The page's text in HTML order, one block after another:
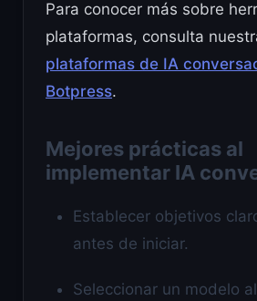
Para conocer más sobre
plataformas, consulta
plataformas de IA
Botpress.
Mejores prácticas al
implementar IA
Establecer objetivos
antes de iniciar.
Seleccionar un modelo